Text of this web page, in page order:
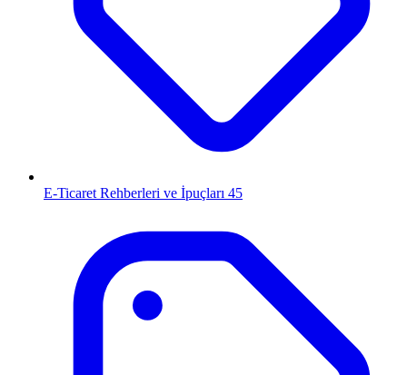
E-Ticaret Rehberleri ve İpuçları 45